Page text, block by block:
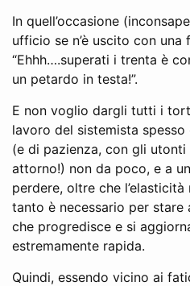
In quell’occasione
ufficio se n’è uscito con una
“Ehhh….superati i trenta è
un petardo in testa!”.
E non voglio dargli tutti i
lavoro del sistemista
(e di pazienza, con gli
attorno!) non da poco, e a
perdere, oltre che l’elasticità
tanto è necessario per stare
che progredisce e si
estremamente rapida.
Quindi, essendo vicino ai